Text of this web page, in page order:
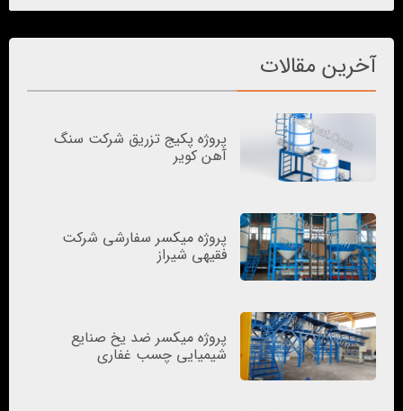
آخرین مقالات
پروژه پکیج تزریق شرکت سنگ
آهن کویر
پروژه میکسر سفارشی شرکت
فقیهی شیراز
پروژه میکسر ضد یخ صنایع
شیمیایی چسب غفاری